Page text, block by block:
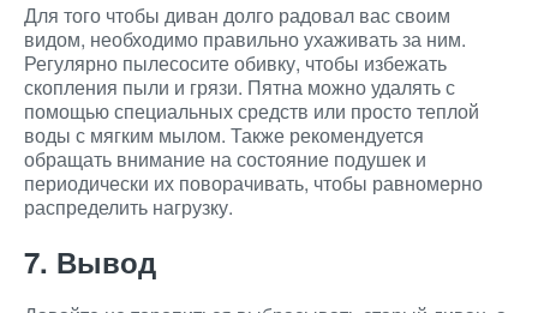
Для того чтобы диван долго радовал вас своим
видом, необходимо правильно ухаживать за ним.
Регулярно пылесосите обивку, чтобы избежать
скопления пыли и грязи. Пятна можно удалять с
помощью специальных средств или просто теплой
воды с мягким мылом. Также рекомендуется
обращать внимание на состояние подушек и
периодически их поворачивать, чтобы равномерно
распределить нагрузку.
7. Вывод